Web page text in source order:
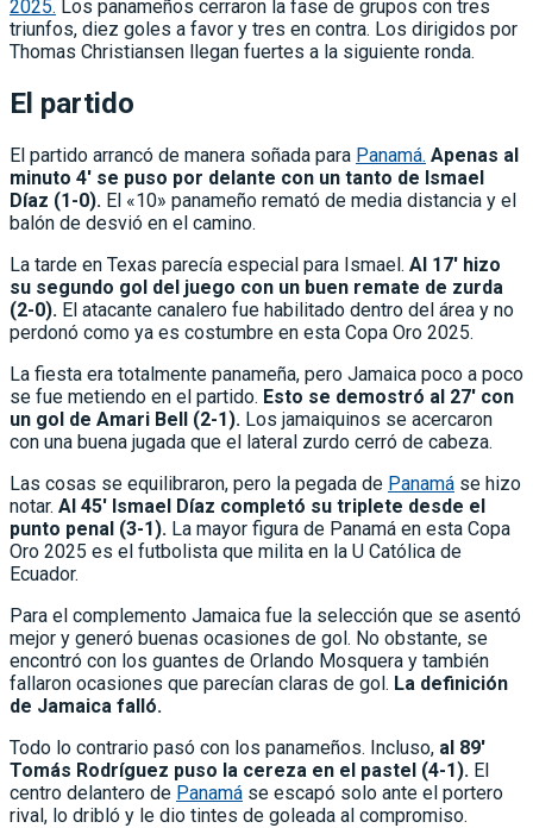
2025. Los panameños cerraron la fase de grupos con tres
triunfos, diez goles a favor y tres en contra. Los dirigidos por
Thomas Christiansen llegan fuertes a la siguiente ronda.
El partido
El partido arrancó de manera soñada para Panamá. Apenas al
minuto 4′ se puso por delante con un tanto de Ismael
Díaz (1-0). El «10» panameño remató de media distancia y el
balón de desvió en el camino.
La tarde en Texas parecía especial para Ismael. Al 17′ hizo
su segundo gol del juego con un buen remate de zurda
(2-0). El atacante canalero fue habilitado dentro del área y no
perdonó como ya es costumbre en esta Copa Oro 2025.
La fiesta era totalmente panameña, pero Jamaica poco a poco
se fue metiendo en el partido. Esto se demostró al 27′ con
un gol de Amari Bell (2-1). Los jamaiquinos se acercaron
con una buena jugada que el lateral zurdo cerró de cabeza.
Las cosas se equilibraron, pero la pegada de Panamá se hizo
notar. Al 45′ Ismael Díaz completó su triplete desde el
punto penal (3-1). La mayor figura de Panamá en esta Copa
Oro 2025 es el futbolista que milita en la U Católica de
Ecuador.
Para el complemento Jamaica fue la selección que se asentó
mejor y generó buenas ocasiones de gol. No obstante, se
encontró con los guantes de Orlando Mosquera y también
fallaron ocasiones que parecían claras de gol. La definición
de Jamaica falló.
Todo lo contrario pasó con los panameños. Incluso, al 89′
Tomás Rodríguez puso la cereza en el pastel (4-1). El
centro delantero de Panamá se escapó solo ante el portero
rival, lo dribló y le dio tintes de goleada al compromiso.